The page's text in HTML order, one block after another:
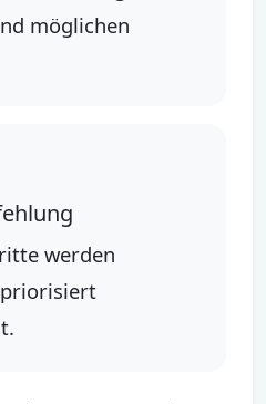
möglichen
werden